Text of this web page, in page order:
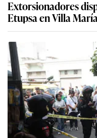
Extorsionadores
Etupsa en Villa